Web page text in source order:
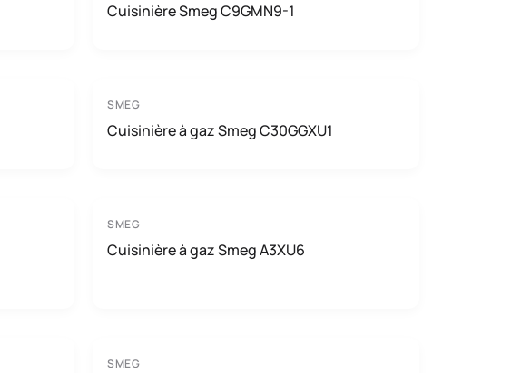
Cuisinière Smeg C9GMN9-1
SMEG
Cuisinière à gaz Smeg C30GGXU1
SMEG
Cuisinière à gaz Smeg A3XU6
SMEG